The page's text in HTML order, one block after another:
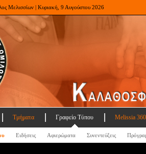
Μελισσίων | Κυριακή, 9 Αυγούστου 2026
Τμήματα Γραφείο Τύπου Melissia
Ειδήσεις Αφιερώματα Συνεντεύξεις